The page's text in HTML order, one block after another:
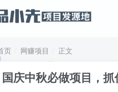
页 网赚项目 正文
国庆中秋必做项目，